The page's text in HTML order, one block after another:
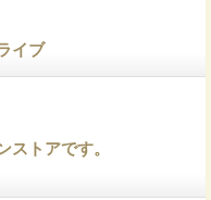
イブ
トアです。